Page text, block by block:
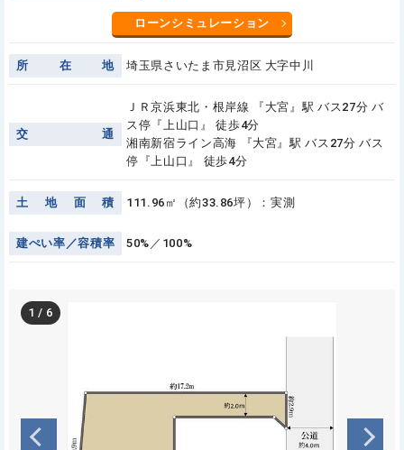
ローンシミュレーション
所 在 地 埼玉県さいたま市見沼区 大字中川
交 通
ＪＲ京浜東北・根岸線 『大宮』駅 バス27分 バ
ス停『上山口』 徒歩4分
湘南新宿ライン高海 『大宮』駅 バス27分 バス
停『上山口』 徒歩4分
土 地 面 積 111.96㎡（約33.86坪）：実測
建ぺい率 ／容積率 50%／100%
1 / 6